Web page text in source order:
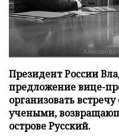
Президент России
предложение вице-
организовать
учеными,
острове Русский.